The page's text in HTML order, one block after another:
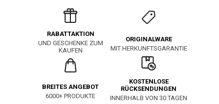
RABATTAKTION
UND GESCHENKE ZUM
KAUFEN
ORIGINALWARE
MIT HERKUNFTSGARANTIE
BREITES ANGEBOT
6000+ PRODUKTE
KOSTENLOSE
RÜCKSENDUNGEN
INNERHALB VON 30 TAGEN